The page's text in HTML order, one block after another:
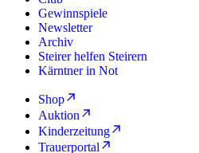
Gewinnspiele
Newsletter
Archiv
Steirer helfen Steirern
Kärntner in Not
Shop
Auktion
Kinderzeitung
Trauerportal